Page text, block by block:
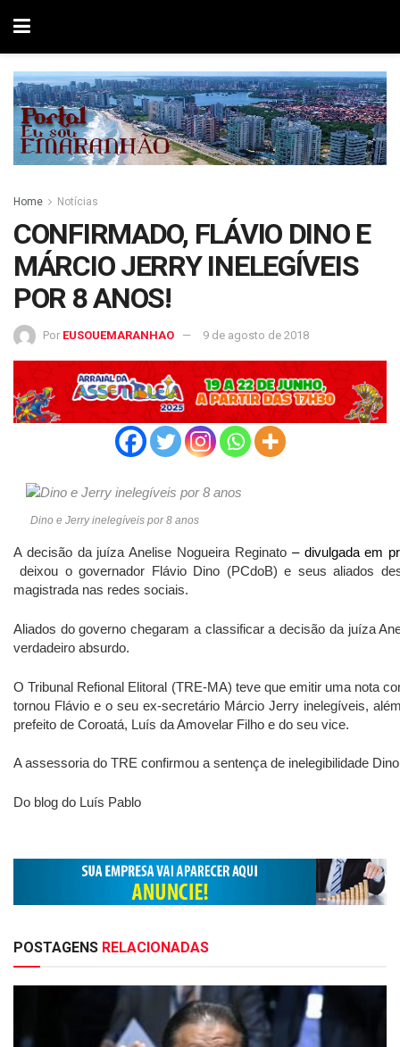
Home Notícias
CONFIRMADO, FLÁVIO DINO E
MÁRCIO JERRY INELEGÍVEIS
POR 8 ANOS!
Por EUSOUEMARANHAO 9 de agosto de 2018
Dino e Jerry inelegíveis por 8 anos
A decisão da juíza Anelise Nogueira Reginato – divulgada em
deixou o governador Flávio Dino (PCdoB) e seus aliados
magistrada nas redes sociais.
Aliados do governo chegaram a classificar a decisão da juíza
verdadeiro absurdo.
O Tribunal Refional Elitoral (TRE-MA) teve que emitir uma nota
tornou Flávio e o seu ex-secretário Márcio Jerry inelegíveis,
prefeito de Coroatá, Luís da Amovelar Filho e do seu vice.
A assessoria do TRE confirmou a sentença de inelegibilidade
Do blog do Luís Pablo
POSTAGENS RELACIONADAS